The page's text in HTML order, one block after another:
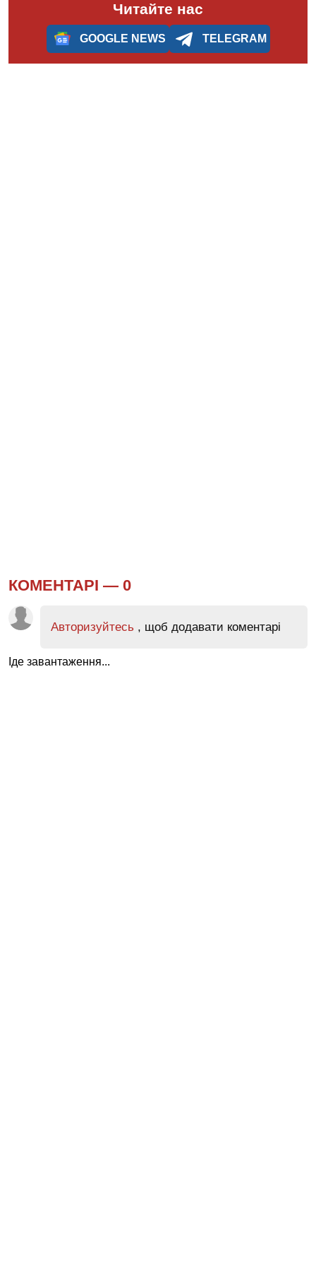
Читайте нас
GOOGLE NEWS TELEGRAM
КОМЕНТАРІ — 0
Авторизуйтесь , щоб додавати коментарі
Іде завантаження...